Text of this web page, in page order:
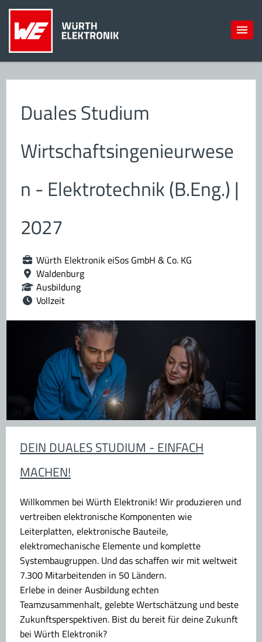
Duales Studium
Wirtschaftsingenieurwese
n - Elektrotechnik (B.Eng.) |
2027
Würth Elektronik eiSos GmbH & Co. KG
Waldenburg
Ausbildung
Vollzeit
DEIN DUALES STUDIUM - EINFACH
MACHEN!
Willkommen bei Würth Elektronik! Wir produzieren und
vertreiben elektronische Komponenten wie
Leiterplatten, elektronische Bauteile,
elektromechanische Elemente und komplette
Systembaugruppen. Und das schaffen wir mit weltweit
7.300 Mitarbeitenden in 50 Ländern.
Erlebe in deiner Ausbildung echten
Teamzusammenhalt, gelebte Wertschätzung und beste
Zukunftsperspektiven. Bist du bereit für deine Zukunft
bei Würth Elektronik?